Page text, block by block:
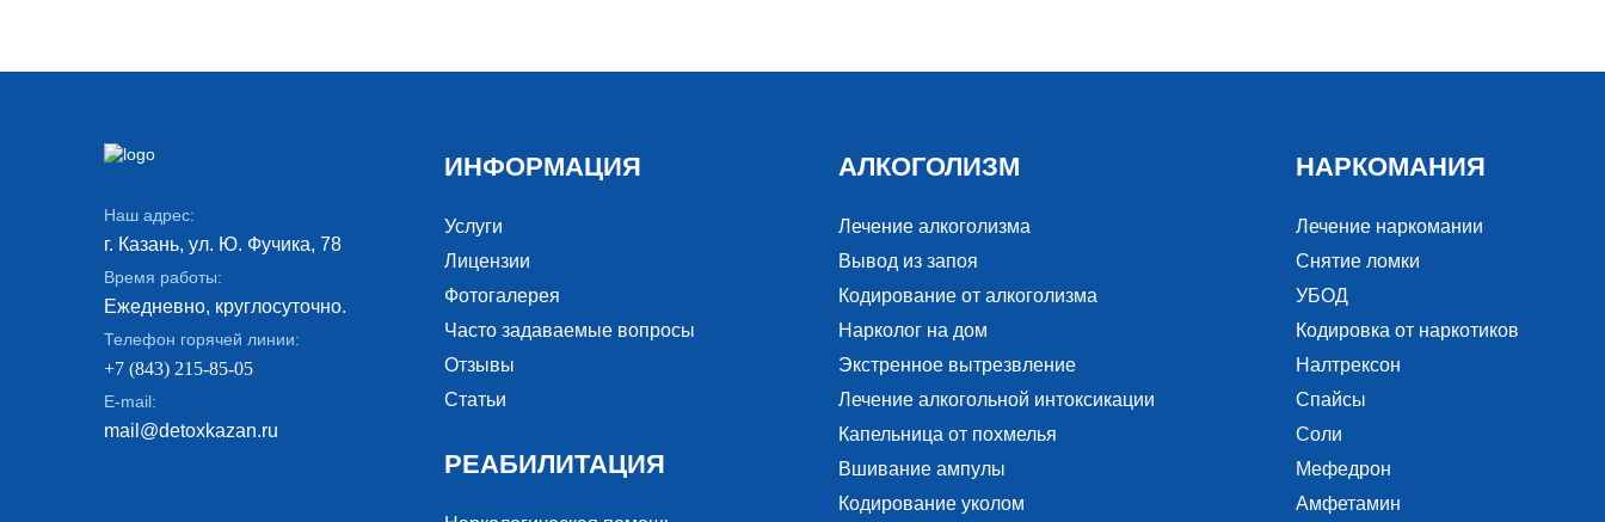
Наш адрес:
г. Казань, ул. Ю. Фучика, 78
Время работы:
Ежедневно, круглосуточно.
Телефон горячей линии:
+7 (843) 215-85-05
E-mail:
mail@detoxkazan.ru
ИНФОРМАЦИЯ
Услуги
Лицензии
Фотогалерея
Часто задаваемые вопросы
Отзывы
Статьи
РЕАБИЛИТАЦИЯ
АЛКОГОЛИЗМ
Лечение алкоголизма
Вывод из запоя
Кодирование от алкоголизма
Нарколог на дом
Экстренное вытрезвление
Лечение алкогольной интоксикации
Капельница от похмелья
Вшивание ампулы
Кодирование уколом
НАРКОМАНИЯ
Лечение наркомании
Снятие ломки
УБОД
Кодировка от наркотиков
Налтрексон
Спайсы
Соли
Мефедрон
Амфетамин